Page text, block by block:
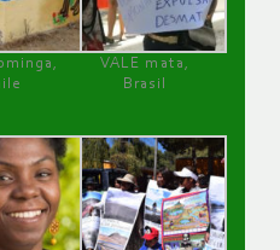
VALE mata,
Brasil